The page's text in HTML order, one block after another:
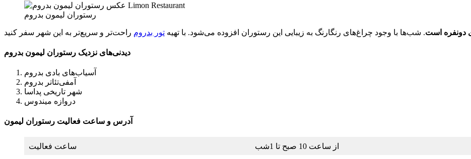
رستوران لیمون بدروم
دونفره است. شب‌ها با وجود چراغ‌های رنگارنگ به زیبایی این رستوران افزوده می‌شود. با تهیه تور بدروم
دیدنی‌های نزدیک رستوران لیمون بدروم
آسیاب‌های بادی بدروم
آمفی‌تئاتر بدروم
شهر تاریخی پداسا
دروازه میندوس
آدرس و ساعت فعالیت رستوران لیمون
ساعت فعالیت از ساعت 10 صبح تا 1شب